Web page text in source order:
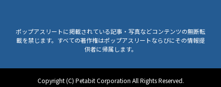
ポップアスリートに掲載されている記事・写真などコンテンツの無断転
載を禁じます。すべての著作権はポップアスリートならびにその情報提
供者に帰属します。
Copyright (C) Petabit Corporation All Rights Reserved.